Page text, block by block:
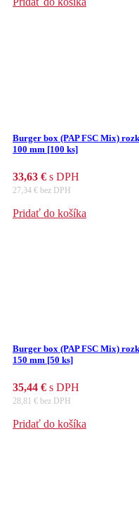
Burger box (PAP FSC Mix)
100 mm [100 ks]
33,63 € s DPH
27,34 € bez DPH
Pridať do košíka
Burger box (PAP FSC Mix)
150 mm [50 ks]
35,44 € s DPH
28,81 € bez DPH
Pridať do košíka